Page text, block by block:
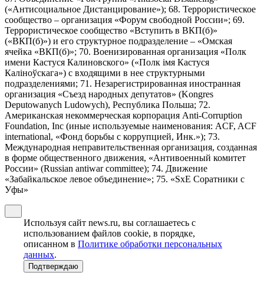
(«Антисоциальное Дистанцирование»); 68. Террористическое
сообщество – организация «Форум свободной России»; 69.
Террористическое сообщество «Вступить в ВКП(б)»
(«ВКП(б)») и его структурное подразделение – «Омская
ячейка «ВКП(б)»; 70. Военизированная организация «Полк
имени Кастуся Калиновского» («Полк iмя Кастуся
Калiноўскага») с входящими в нее структурными
подразделениями; 71. Незарегистрированная иностранная
организация «Съезд народных депутатов» (Kongres
Deputowanych Ludowych), Республика Польша; 72.
Американская некоммерческая корпорация Anti-Corruption
Foundation, Inc (иные используемые наименования: ACF, ACF
international, «Фонд борьбы с коррупцией, Инк.»); 73.
Международная неправительственная организация, созданная
в форме общественного движения, «Антивоенный комитет
России» (Russian antiwar committee); 74. Движение
«Забайкальское левое объединение»; 75. «SxE Соратники с
Уфы»
Используя сайт news.ru, вы соглашаетесь с
использованием файлов cookie, в порядке,
описанном в Политике обработки персональных
данных.
Подтверждаю